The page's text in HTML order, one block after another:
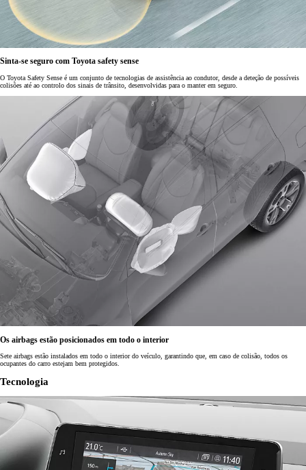
Sinta-se seguro com Toyota safety sense
O Toyota Safety Sense é um conjunto de tecnologias de assistência ao condutor, desde a deteção de possíveis
colisões até ao controlo dos sinais de trânsito, desenvolvidas para o manter em seguro.
Os airbags estão posicionados em todo o interior
Sete airbags estão instalados em todo o interior do veículo, garantindo que, em caso de colisão, todos os
ocupantes do carro estejam bem protegidos.
Tecnologia